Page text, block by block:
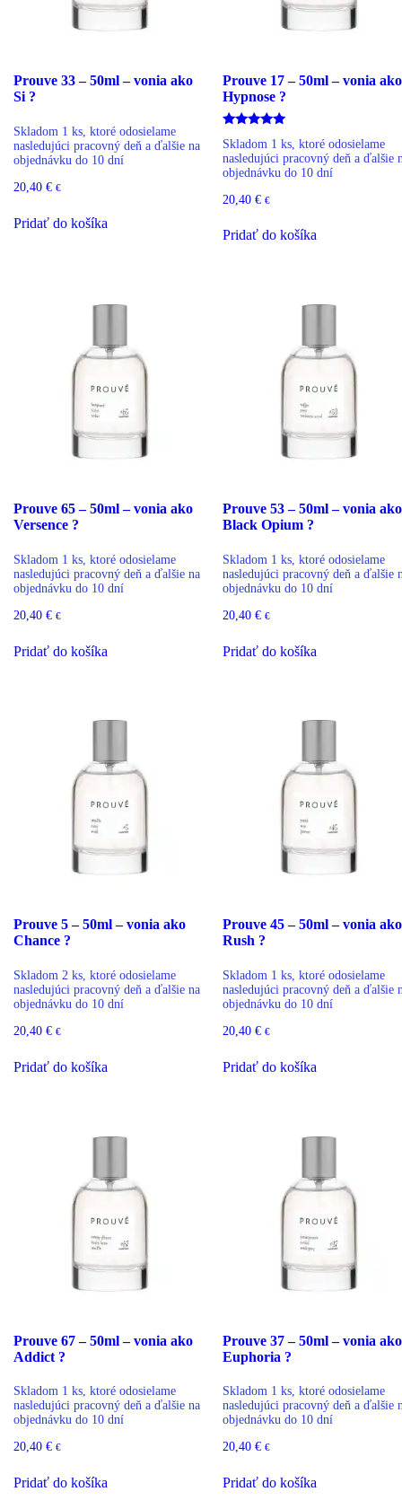
Prouve 33 – 50ml – vonia ako
Si ?
Skladom 1 ks, ktoré odosielame
nasledujúci pracovný deň a ďalšie na
objednávku do 10 dní
20,40 € €
Pridať do košíka
Prouve 17 – 50ml – vonia ako
Hypnose ?
Hodnotenie
5.00
z 5
Skladom 1 ks, ktoré odosielame
nasledujúci pracovný deň a ďalšie
objednávku do 10 dní
20,40 € €
Pridať do košíka
Prouve 65 – 50ml – vonia ako
Versence ?
Skladom 1 ks, ktoré odosielame
nasledujúci pracovný deň a ďalšie na
objednávku do 10 dní
20,40 € €
Pridať do košíka
Prouve 53 – 50ml – vonia ako
Black Opium ?
Skladom 1 ks, ktoré odosielame
nasledujúci pracovný deň a ďalšie
objednávku do 10 dní
20,40 € €
Pridať do košíka
Prouve 5 – 50ml – vonia ako
Chance ?
Skladom 2 ks, ktoré odosielame
nasledujúci pracovný deň a ďalšie na
objednávku do 10 dní
20,40 € €
Pridať do košíka
Prouve 45 – 50ml – vonia ako
Rush ?
Skladom 1 ks, ktoré odosielame
nasledujúci pracovný deň a ďalšie
objednávku do 10 dní
20,40 € €
Pridať do košíka
Prouve 67 – 50ml – vonia ako
Addict ?
Skladom 1 ks, ktoré odosielame
nasledujúci pracovný deň a ďalšie na
objednávku do 10 dní
20,40 € €
Pridať do košíka
Prouve 37 – 50ml – vonia ako
Euphoria ?
Skladom 1 ks, ktoré odosielame
nasledujúci pracovný deň a ďalšie
objednávku do 10 dní
20,40 € €
Pridať do košíka